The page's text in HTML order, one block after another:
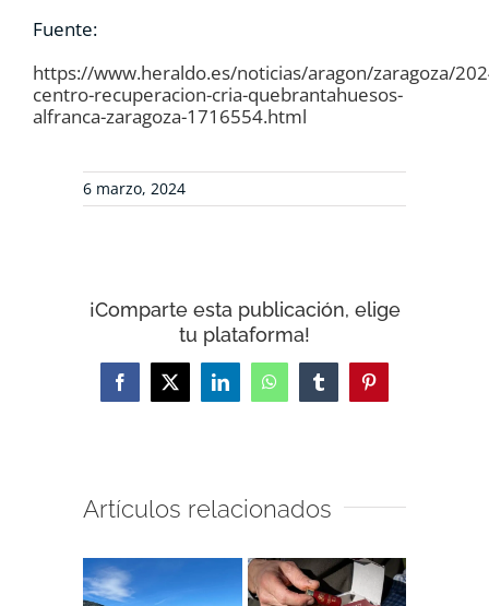
Fuente:
https://www.heraldo.es/noticias/aragon/zaragoza/
centro-recuperacion-cria-quebrantahuesos-
alfranca-zaragoza-1716554.html
6 marzo, 2024
¡Comparte esta publicación, elige
tu plataforma!
Facebook
X LinkedInWhatsAppTumblrPinterest
Artículos relacionados